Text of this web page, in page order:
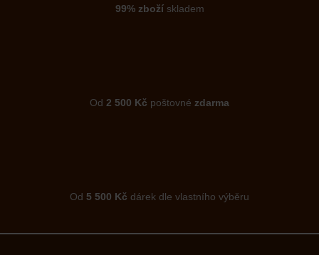
99% zbožískladem
Od 2 500 Kč poštovné zdarma
Od 5 500 Kč dárek dle vlastního výběru